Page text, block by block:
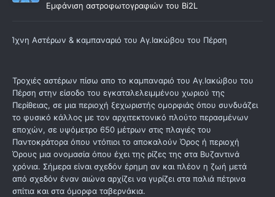
Εμφάνιση αστροφωτογραφιών του Bi2L
Ίχνη Αστέρων & καμπαναριό του Αγ.Ιακώβου του Πέρση
Τροχιές αστέρων πίσω απο το καμπαναριό του Αγ.Ιακώβου του
Πέρση στην είσοδο του εγκαταλελειμμένου χωριού της
Περίθειας, σε μια περιοχή ξεχωριστής ομορφιάς όπου συνδυάζει
το φυσικό κάλλος με τον αρχιτεκτονικό πλούτο περασμένων
εποχών, σε υψόμετρο 650 μέτρων στις πλαγιές του
Παντοκράτορα όπου ντόπιοι το αποκαλούν Όρος ή περιοχή
Όρους μια ονομασία όπου έχει της ρίζες της στα Βυζαντινά
χρόνια. Σήμερα είναι σχεδόν έρημη αν και πλέον η ζωή μετά
από σχεδόν έναν αιώνα αρχίζει να γυρίζει στα παλιά πέτρινα
σπίτια και στα όμορφα ταβερνάκια.